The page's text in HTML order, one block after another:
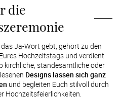
die
Ja-Wort gebt, gehört zu den
Hochzeitstags und verdient
kirchliche, standesamtliche oder
Designs lassen sich ganz
und begleiten Euch stilvoll durch
Hochzeitsfeierlichkeiten.